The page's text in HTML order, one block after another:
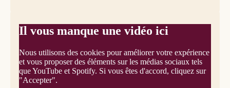
Il vous manque une vidéo ici
Nous utilisons des cookies pour améliorer votre expérience
et vous proposer des éléments sur les médias sociaux tels
que YouTube et Spotify. Si vous êtes d'accord, cliquez sur
"Accepter".